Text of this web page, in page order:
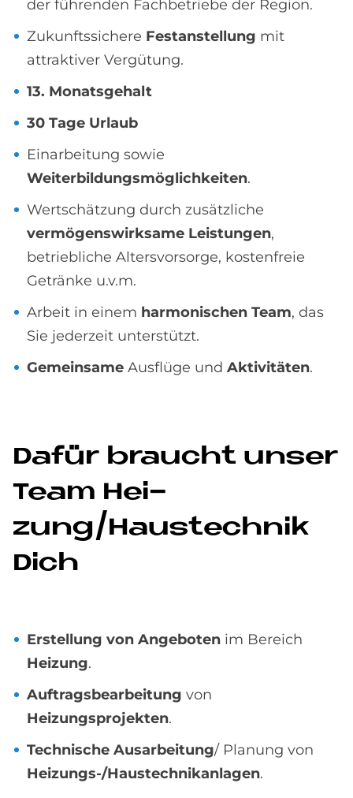
der führenden Fachbetriebe der Region.
Zukunftssichere Festanstellung mit
attraktiver Vergütung.
13. Monatsgehalt
30 Tage Urlaub
Einarbeitung sowie
Weiterbildungsmöglichkeiten.
Wertschätzung durch zusätzliche
vermögenswirksame Leistungen,
betriebliche Altersvorsorge, kostenfreie
Getränke u.v.m.
Arbeit in einem harmonischen Team, das
Sie jederzeit unterstützt.
Gemeinsame Ausflüge und Aktivitäten.
Da­für braucht un­ser
Team Hei­
zung/Haus­tech­nik
Dich
Erstellung von Angeboten im Bereich
Heizung.
Auftragsbearbeitung von
Heizungsprojekten.
Technische Ausarbeitung/ Planung von
Heizungs-/Haustechnikanlagen.